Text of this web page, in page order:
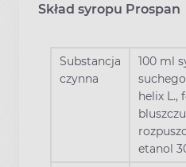
Skład syropu Prospan
Substancja
czynna
100 ml
helix L.,
etanol